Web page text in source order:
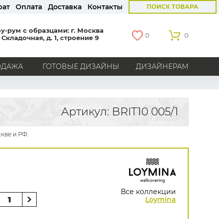
Оплата Доставка Контакты ПОИСК ТОВАРА
рум с образцами: г. Москва
Складочная, д. 1, строение 9
0 0
ГОТОВЫЕ ДИЗАЙНЫ ДИЗАЙНЕРАМ
Америка
Англия Бельгия
Германия
Голландия
Италия Россия Все страны
York
Bernardo Bartalucci
Zambaiti
AS Creation
Hygge Roll
Артикул: BRIT10 005/1
и РФ.
Все коллекции
Loymina